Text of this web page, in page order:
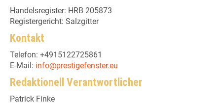
Handelsregister: HRB 205873
Registergericht: Salzgitter
Kontakt
Telefon: +4915122725861
E-Mail: info@prestigefenster.eu
Redaktionell Verantwortlicher
Patrick Finke